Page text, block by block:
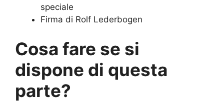
speciale
Firma di Rolf Lederbogen
Cosa fare se si
dispone di questa
parte?